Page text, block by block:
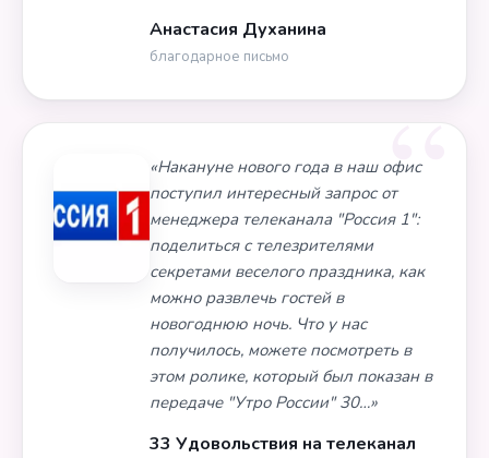
Анастасия Духанина
благодарное письмо
«Накануне нового года в наш офис
поступил интересный запрос от
менеджера телеканала "Россия 1":
поделиться с телезрителями
секретами веселого праздника, как
можно развлечь гостей в
новогоднюю ночь. Что у нас
получилось, можете посмотреть в
этом ролике, который был показан в
передаче "Утро России" 30…»
33 Удовольствия на телеканал